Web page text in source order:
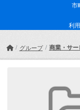
市
利
グループ 商業・サ